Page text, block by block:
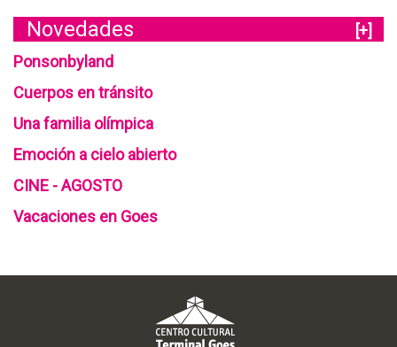
Novedades
[+]
Ponsonbyland
Cuerpos en tránsito
Una familia olímpica
Emoción a cielo abierto
CINE - AGOSTO
Vacaciones en Goes